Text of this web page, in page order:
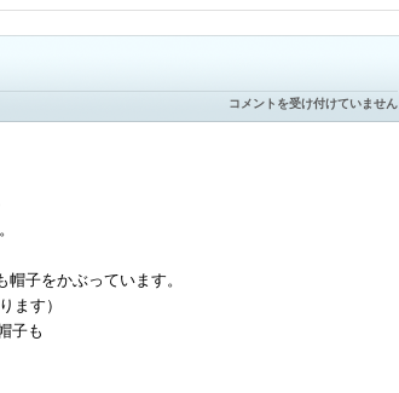
ぽ
ん
コメントを受け付けていません
子をかぶっています。
ます）
子も